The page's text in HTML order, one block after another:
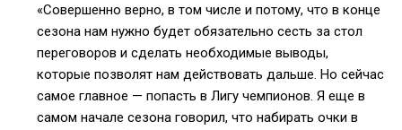
«Совершенно верно, в том числе и потому, что в конце
сезона нам нужно будет обязательно сесть за стол
переговоров и сделать необходимые выводы,
которые позволят нам действовать дальше. Но сейчас
самое главное — попасть в Лигу чемпионов. Я еще в
самом начале сезона говорил, что набирать очки в